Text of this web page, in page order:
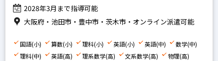
2028年3月まで指導可能
大阪府・池田市・豊中市・茨木市・オンライン派遣可能
国語(小) 算数(小) 理科(小) 英語(小) 英語(中)
数学(中)
理科(中)
英語(高) 理系数学(高) 文系数学(高)
物理(高)